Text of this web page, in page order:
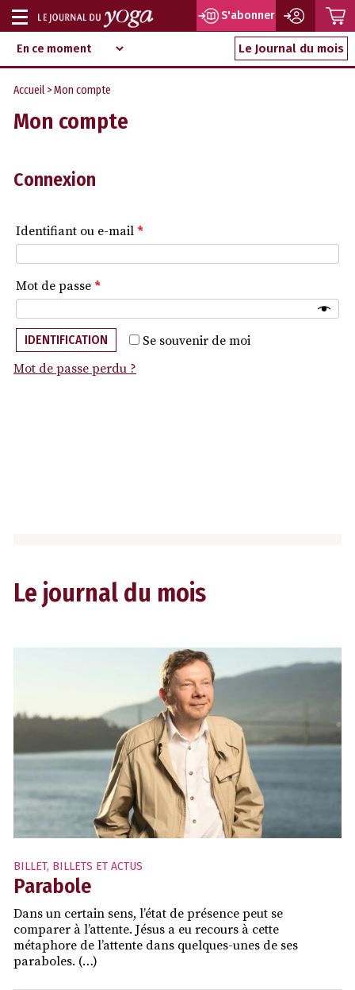
Aller
au
contenu
d‘information
indépendant
Afficher
ou
masquer
la
navigation
S'abonner
Le Journal du mois
Accueil > Mon compte
Mon compte
Connexion
Identifiant ou e-mail *
Mot de passe *
Se souvenir de moi
IDENTIFICATION
Mot de passe perdu ?
Le journal du mois
BILLET, BILLETS ET ACTUS
Parabole
Dans un certain sens, l’état de présence peut se
comparer à l’attente. Jésus a eu recours à cette
métaphore de l’attente dans quelques-unes de ses
paraboles. (…)